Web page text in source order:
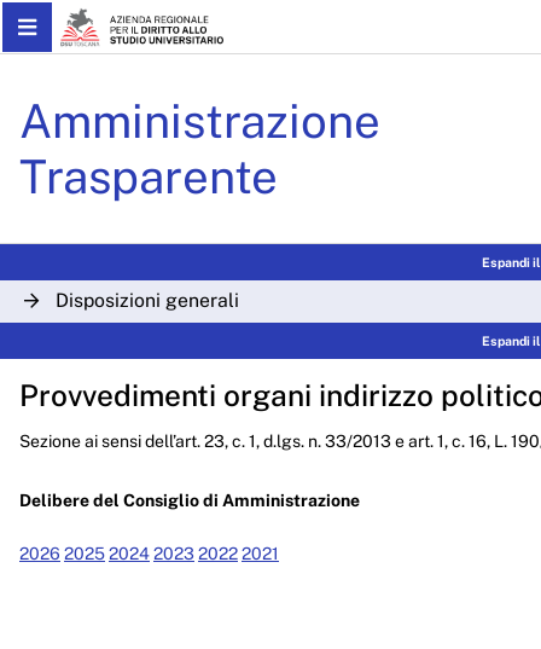
Skip to Main Content
Amministrazione
Trasparente
Espandi
Disposizioni generali
Consulenti e collaboratori
Personale
Bandi di concorso
Performance
Espandi
Provvedimenti organi indirizzo
Sezione ai sensi dell’art. 23, c. 1, d.lgs. n. 33/2013 e art. 1, c. 16, L.
Delibere del Consiglio di Amministrazione
2026 202520242023 20222021